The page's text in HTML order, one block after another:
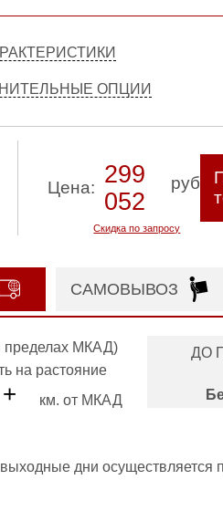
ОПЦИИ
Цена: 299
052
Скидка по запросу
руб
САМОВЫВОЗ
пределах МКАД)
на растояние
+ км. от МКАД
ДО
дни осуществляется